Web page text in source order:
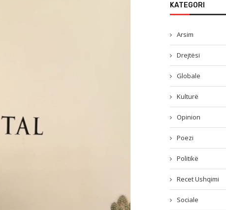
KATEGORI
Arsim
Drejtësi
Globale
Kulturë
Opinion
Poezi
Politikë
Recet Ushqimi
Sociale